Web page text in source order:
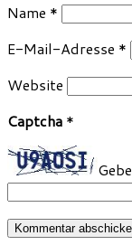
Name *
E-Mail-Adresse *
Website
Captcha *